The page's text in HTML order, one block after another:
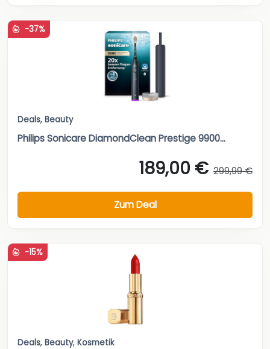
-37%
Deals, Beauty
Philips Sonicare DiamondClean Prestige 9900...
189,00 € 299,99 €
Zum Deal
-15%
Deals, Beauty, Kosmetik